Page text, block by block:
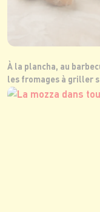
À la plancha, au
les fromages à griller